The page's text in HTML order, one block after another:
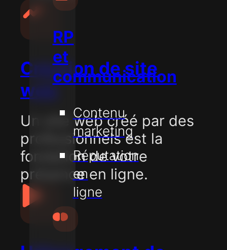
RP
et
communication
Contenu
marketing
Réputation
en
ligne
Création de site
web
Un site web créé par des
professionnels est la
fondation de votre
présence en ligne.